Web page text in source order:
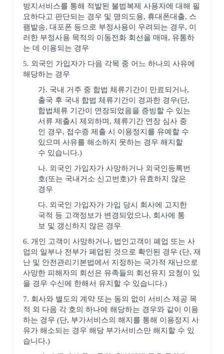
방지서비스를 통해 적발된 불법복제 사용자에 대해 필
요하다고 판단되는 경우 및 명의도용, 휴대폰대출, 스
팸발송, 대포폰 등으로 부정사용이 우려되는 경우, 이
러한 부정사용 목적의 이동전화 회선을 매매, 유통하
는 데 이용되는 경우
5. 외국인 가입자가 다음 각목 중 어느 하나의 사유에
해당하는 경우
가. 국내 거주 중 합법 체류기간이 만료되거나,
출국 후 국내 합법 체류기간이 경과한 경우(단,
합법체류 기간이 연장되었음을 증빙할 수 있는
서류 제출시 제외하며, 체류기간 연장 심사 중
인 경우, 접수증 제출 시 이용정지를 유예할 수
있으며 사유를 해소하지 못하는 경우 해지할
수 있습니다.)
나. 외국인 가입자가 사망하거나 외국인등록번
호(또는 국내거소 신고번호)가 유효하지 않은
경우
다. 외국인 가입자가 가입 당시 회사에 고지한
국적 등 고객정보가 변경되었으나, 회사에 통
보 및 갱신하지 않은 경우
6. 개인 고객이 사망하거나, 법인고객이 폐업 또는 사
업의 일부나 전부가 폐업된 것으로 확인된 경우 (단, 재
난 및 안전관리기본법에서 지정하는 국가적 재난으로
사망한 피해자의 회선은 유족들의 회선유지 요청이 있
을 경우 수신에 한해서 유지할 수 있습니다.)
7. 회사와 별도의 계약 또는 동의 없이 서비스 제공 목
적 외 다음 각 호의 하나에 해당하는 경우와 같이 이용
하는 경우 (단, 부가서비스의 해지를 통해 이용정지 사
유가 해소되는 경우 해당 부가서비스만 해지할 수 있
습니다.)